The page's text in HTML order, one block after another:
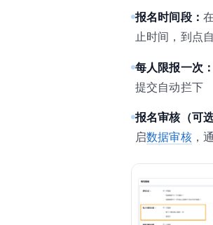
报名时间段：
止时间，到点
每人限报一次
提交自动拦下
报名审核（可
启数据审核 ，